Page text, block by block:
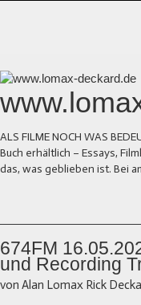
ALS FILME NOCH WAS
Buch erhältlich – Essays,
das, was geblieben ist. Bei
674FM
und Recording
von Alan Lomax Rick